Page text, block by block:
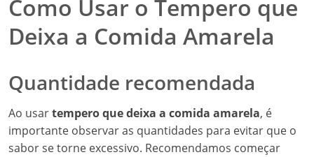
Como Usar o Tempero que
Deixa a Comida Amarela
Quantidade recomendada
Ao usartempero que deixa a comida amarela, é
importante observar as quantidades para evitar que o
sabor se torne excessivo. Recomendamos começar